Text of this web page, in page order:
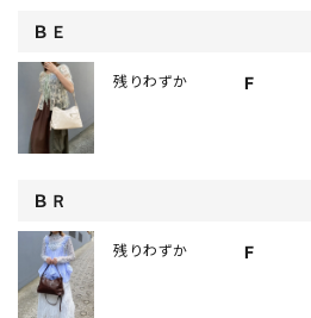
ＢＥ
F
残りわずか
ＢＲ
F
残りわずか